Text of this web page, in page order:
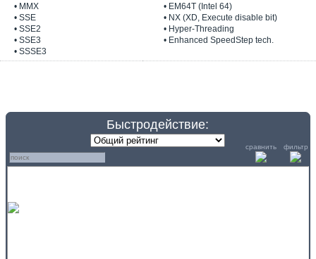
• MMX
• SSE
• SSE2
• SSE3
• SSSE3
• EM64T (Intel 64)
• NX (XD, Execute disable bit)
• Hyper-Threading
• Enhanced SpeedStep tech.
Быстродействие:
сравнить фильтр